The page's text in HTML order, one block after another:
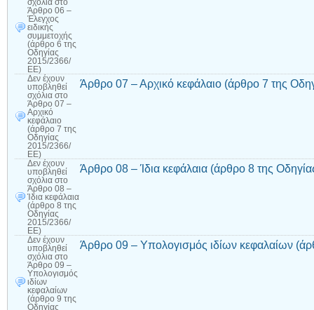
σχόλια στο
Άρθρο 06 –
Έλεγχος
ειδικής
συμμετοχής
(άρθρο 6 της
Οδηγίας
2015/2366/
ΕΕ)
Δεν έχουν
υποβληθεί
σχόλια στο
Άρθρο 07 –
Αρχικό
κεφάλαιο
(άρθρο 7 της
Οδηγίας
2015/2366/
ΕΕ)
Άρθρο 07 – Αρχικό κεφάλαιο (άρθρο 7 της
Δεν έχουν
υποβληθεί
σχόλια στο
Άρθρο 08 –
Ίδια κεφάλαια
(άρθρο 8 της
Οδηγίας
2015/2366/
ΕΕ)
Άρθρο 08 – Ίδια κεφάλαια (άρθρο 8 της
Δεν έχουν
υποβληθεί
σχόλια στο
Άρθρο 09 –
Υπολογισμός
ιδίων
κεφαλαίων
(άρθρο 9 της
Οδηγίας
Άρθρο 09 – Υπολογισμός ιδίων κεφαλαίων